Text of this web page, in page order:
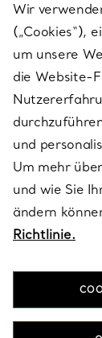
SERVICES
ÜBER TIFFANY
RECHTLICHE
FOLGEN SIE UNS
Wir
(„Cookies“),
um unsere
die Website-
und
Um mehr
und wie Sie
ändern
Richtlinie.